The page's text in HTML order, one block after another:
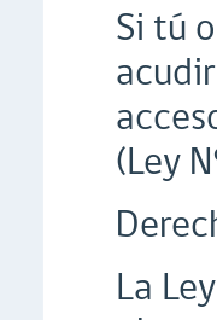
Si tú
(Ley
La